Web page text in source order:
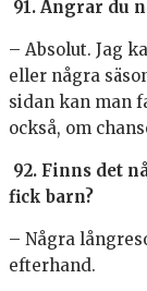
91. Ångrar du
– Absolut. Jag
eller några
sidan kan man
också, om
92. Finns det
fick barn?
– Några
efterhand.